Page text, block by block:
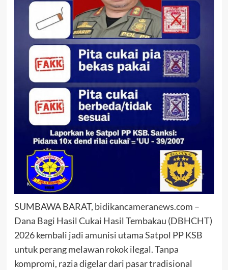
SUMBAWA BARAT, bidikancameranews.com –
Dana Bagi Hasil Cukai Hasil Tembakau (DBHCHT)
2026 kembali jadi amunisi utama Satpol PP KSB
untuk perang melawan rokok ilegal. Tanpa
kompromi, razia digelar dari pasar tradisional